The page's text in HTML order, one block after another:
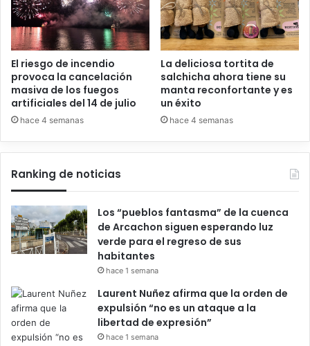
El riesgo de incendio
provoca la cancelación
masiva de los fuegos
artificiales del 14 de julio
hace 4 semanas
La deliciosa tortita de
salchicha ahora tiene su
manta reconfortante y es
un éxito
hace 4 semanas
Ranking de noticias
Los “pueblos fantasma” de la cuenca
de Arcachon siguen esperando luz
verde para el regreso de sus
habitantes
hace 1 semana
Laurent Nuñez afirma que la orden de
expulsión “no es un ataque a la
libertad de expresión”
hace 1 semana